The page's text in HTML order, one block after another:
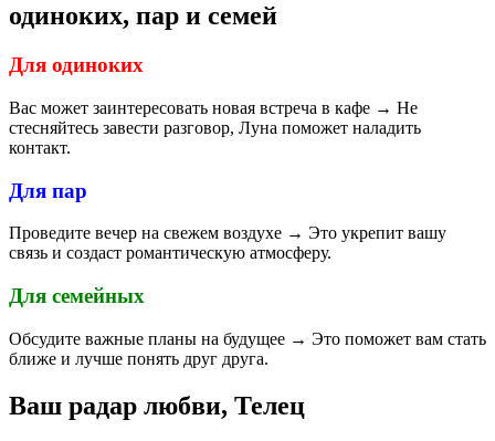
одиноких, пар и семей
Для одиноких
Вас может заинтересовать новая встреча в кафе → Не
стесняйтесь завести разговор, Луна поможет наладить
контакт.
Для пар
Проведите вечер на свежем воздухе → Это укрепит вашу
связь и создаст романтическую атмосферу.
Для семейных
Обсудите важные планы на будущее → Это поможет вам стать
ближе и лучше понять друг друга.
Ваш радар любви, Телец